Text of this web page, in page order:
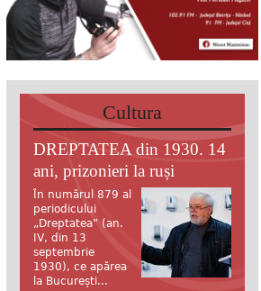
Cultura
DREPTATEA din 1930. 14
ani, prizonieri la ruși
În numărul 879 al
periodicului
„Dreptatea” (an.
IV, din 13
septembrie
1930), ce apărea
la București...